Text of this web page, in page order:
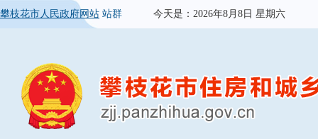
攀枝花市人民政府网站 站群 今天是： 2026年8月8日 星期六